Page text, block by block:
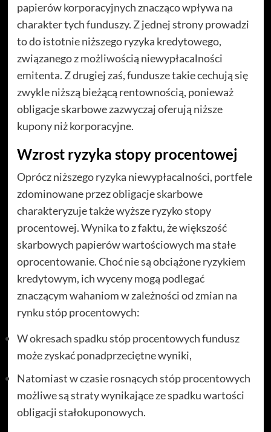
papierów korporacyjnych znacząco wpływa na
charakter tych funduszy. Z jednej strony prowadzi
to do istotnie niższego ryzyka kredytowego,
związanego z możliwością niewypłacalności
emitenta. Z drugiej zaś, fundusze takie cechują się
zwykle niższą bieżącą rentownością, ponieważ
obligacje skarbowe zazwyczaj oferują niższe
kupony niż korporacyjne.
Wzrost ryzyka stopy procentowej
Oprócz niższego ryzyka niewypłacalności, portfele
zdominowane przez obligacje skarbowe
charakteryzuje także wyższe ryzyko stopy
procentowej. Wynika to z faktu, że większość
skarbowych papierów wartościowych ma stałe
oprocentowanie. Choć nie są obciążone ryzykiem
kredytowym, ich wyceny mogą podlegać
znaczącym wahaniom w zależności od zmian na
rynku stóp procentowych:
W okresach spadku stóp procentowych fundusz
może zyskać ponadprzeciętne wyniki,
Natomiast w czasie rosnących stóp procentowych
możliwe są straty wynikające ze spadku wartości
obligacji stałokuponowych.